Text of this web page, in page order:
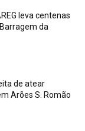
leva centenas
da
de atear
Arões S. Romão